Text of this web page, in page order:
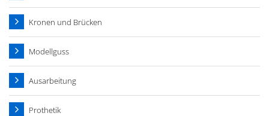
Kronen und Brücken
Modellguss
Ausarbeitung
Prothetik